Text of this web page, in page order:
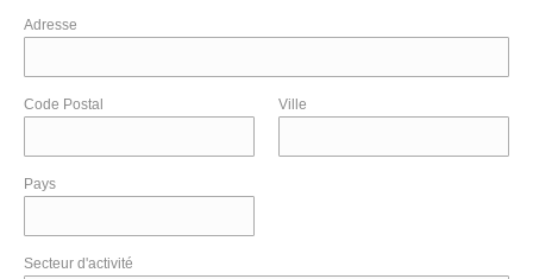
Adresse
Code Postal Ville
Pays
Secteur d'activité